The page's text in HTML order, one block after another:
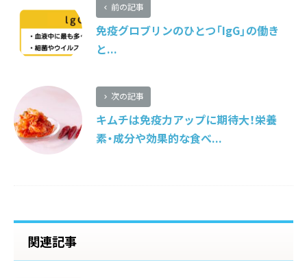
前の記事
免疫グロブリンのひとつ「IgG」の働き
と...
次の記事
キムチは免疫力アップに期待大！栄養
素・成分や効果的な食べ...
関連記事